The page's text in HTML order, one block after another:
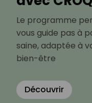
Le programme
vous guide pas à
saine, adaptée à
bien-être
Découvrir